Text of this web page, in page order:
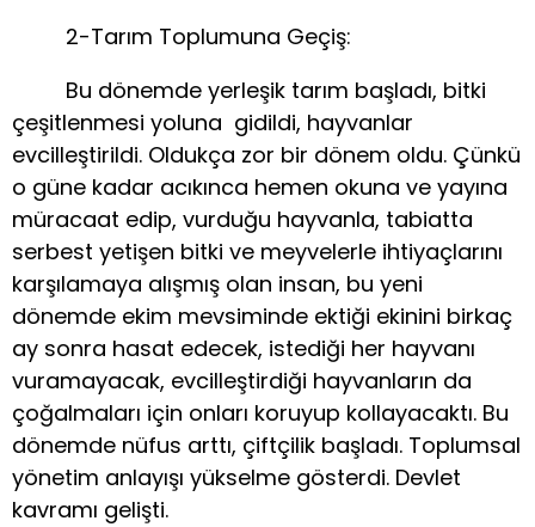
2-Tarım Toplumuna Geçiş:
Bu dönemde yerleşik tarım başladı, bitki
çeşitlenmesi yoluna gidildi, hayvanlar
evcilleştirildi. Oldukça zor bir dönem oldu. Çünkü
o güne kadar acıkınca hemen okuna ve yayına
müracaat edip, vurduğu hayvanla, tabiatta
serbest yetişen bitki ve meyvelerle ihtiyaçlarını
karşılamaya alışmış olan insan, bu yeni
dönemde ekim mevsiminde ektiği ekinini birkaç
ay sonra hasat edecek, istediği her hayvanı
vuramayacak, evcilleştirdiği hayvanların da
çoğalmaları için onları koruyup kollayacaktı. Bu
dönemde nüfus arttı, çiftçilik başladı. Toplumsal
yönetim anlayışı yükselme gösterdi. Devlet
kavramı gelişti.